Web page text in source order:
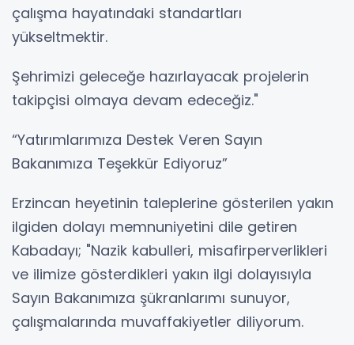
çalışma hayatındaki standartları
yükseltmektir.
Şehrimizi geleceğe hazırlayacak projelerin
takipçisi olmaya devam edeceğiz."
“Yatırımlarımıza Destek Veren Sayın
Bakanımıza Teşekkür Ediyoruz”
Erzincan heyetinin taleplerine gösterilen yakın
ilgiden dolayı memnuniyetini dile getiren
Kabadayı; "Nazik kabulleri, misafirperverlikleri
ve ilimize gösterdikleri yakın ilgi dolayısıyla
Sayın Bakanımıza şükranlarımı sunuyor,
çalışmalarında muvaffakiyetler diliyorum.